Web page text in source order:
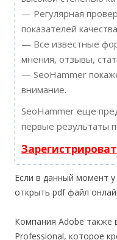
— Регулярная
показателей
— Все известные
мнения, отзывы,
— SeoHammer
внимание.
SeoHammer еще
первые результаты
Если в данный момент
открыть pdf файл
Компания Adobe также
Professional, которое